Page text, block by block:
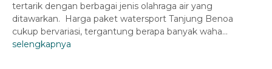
tertarik dengan berbagai jenis olahraga air yang
ditawarkan. Harga paket watersport Tanjung Benoa
cukup bervariasi, tergantung berapa banyak waha...
selengkapnya